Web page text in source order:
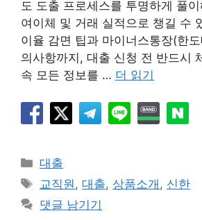
도 도출 프로세스를 투명하게 풀
여이체 및 거래 실적으로 챙길 수
이율 감면 팁과 마이너스통장(한
의사항까지, 대출 신청 전 반드시
속 모든 정보를 … 더 읽기
카
테
리
대출
태
그
교직원 ,대출, 상품소개 , 신한
댓글 남기기